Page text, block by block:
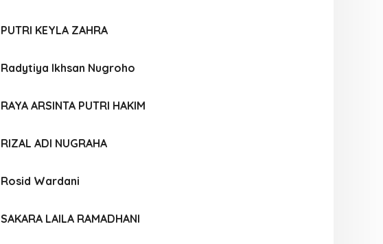
PUTRI KEYLA ZAHRA
Radytiya Ikhsan Nugroho
RAYA ARSINTA PUTRI HAKIM
RIZAL ADI NUGRAHA
Rosid Wardani
SAKARA LAILA RAMADHANI